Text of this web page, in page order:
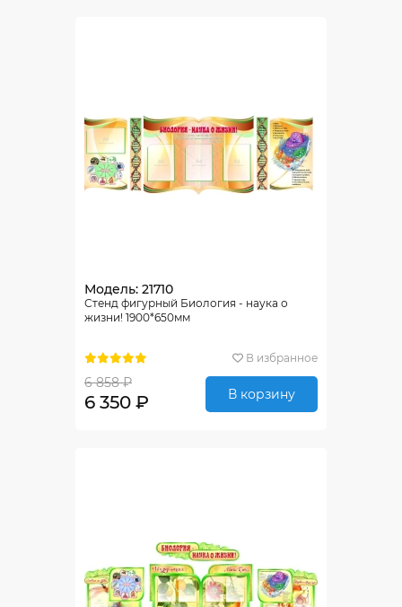
Модель: 21710
Стенд фигурный Биология - наука о
жизни! 1900*650мм
В избранное
6 858 ₽
6 350 ₽ В корзину